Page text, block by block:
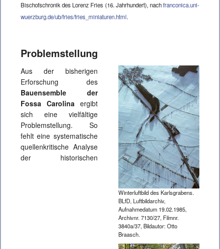
Bischofschronik des Lorenz Fries (16. Jahrhundert), nachfranconica.uni-
wuerzburg.de/ub/fries/fries_miniaturen.html.
Problemstellung
Winterluftbild des Karlsgrabens.
BLfD, Luftbildarchiv,
Aufnahmedatum 19.02.1985,
Archivnr. 7130/27, Filmnr.
3840a/37, Bildautor: Otto
Braasch.
Aus der bisherigen
Erforschung des
Bauensemble der
Fossa Carolina ergibt
sich eine vielfältige
Problemstellung. So
fehlt eine systematische
quellenkritische Analyse
der historischen